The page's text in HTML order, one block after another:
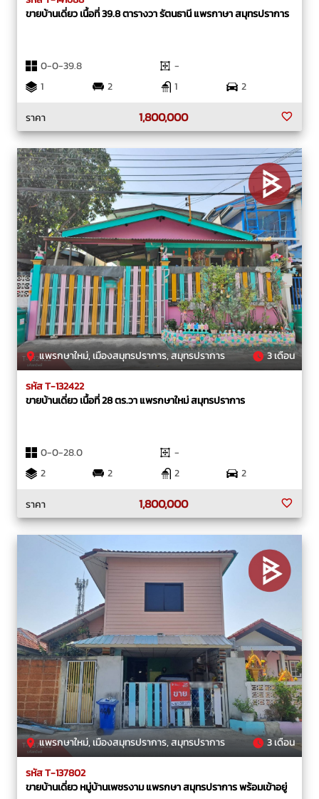
ขายบ้านเดี่ยว เนื้อที่ 39.8 ตารางวา รัตนธานี แพรกาษา สมุทรปราการ
0-0-39.8
-
1
2 1
2
ราคา
1,800,000
แพรกษาใหม่, เมืองสมุทรปราการ, สมุทรปราการ 3 เดือน
รหัส T-132422
ขายบ้านเดี่ยว เนื้อที่ 28 ตร.วา แพรกษาใหม่ สมุทรปราการ
0-0-28.0
-
2
2 2
2
ราคา
1,800,000
แพรกษาใหม่, เมืองสมุทรปราการ, สมุทรปราการ 3 เดือน
รหัส T-137802
ขายบ้านเดี่ยว หมู่บ้านเพชรงาม แพรกษา สมุทรปราการ พร้อมเข้าอยู่